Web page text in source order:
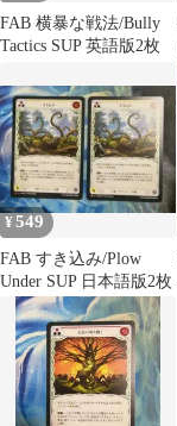
FAB 横暴な戦法/Bully
Tactics SUP 英語版2枚
¥549
FAB すき込み/Plow
Under SUP 日本語版2枚